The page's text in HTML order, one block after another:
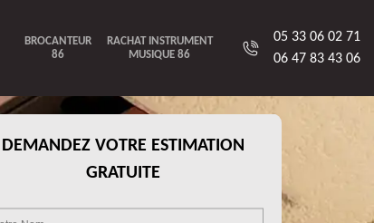
BROCANTEUR
86
RACHAT INSTRUMENT
MUSIQUE 86
05 33 06 02 71
06 47 83 43 06
DEMANDEZ VOTRE ESTIMATION
GRATUITE